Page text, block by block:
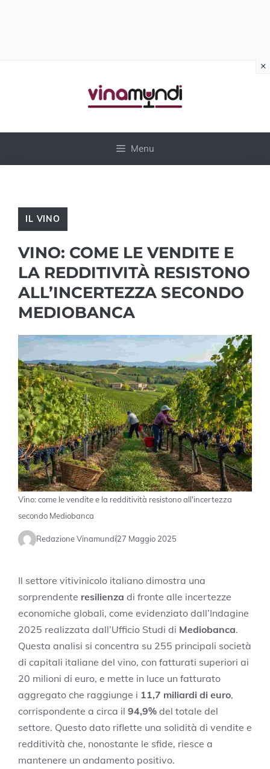
Menu
IL VINO
VINO: COME LE VENDITE E
LA REDDITIVITÀ RESISTONO
ALL’INCERTEZZA SECONDO
MEDIOBANCA
Vino: come le vendite e la redditività resistono all'incertezza
secondo Mediobanca
Redazione Vinamundi27 Maggio 2025
Il settore vitivinicolo italiano dimostra una
sorprendente resilienza di fronte alle incertezze
economiche globali, come evidenziato dall’Indagine
2025 realizzata dall’Ufficio Studi di Mediobanca.
Questa analisi si concentra su 255 principali società
di capitali italiane del vino, con fatturati superiori ai
20 milioni di euro, e mette in luce un fatturato
aggregato che raggiunge i 11,7 miliardi di euro,
corrispondente a circa il 94,9% del totale del
settore. Questo dato riflette una solidità di vendite e
redditività che, nonostante le sfide, riesce a
mantenere un andamento positivo.
×